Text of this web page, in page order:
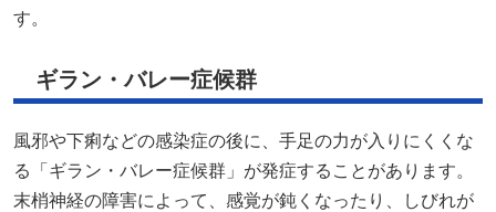
す。
ギラン・バレー症候群
風邪や下痢などの感染症の後に、手足の力が入りにくくな
る「ギラン・バレー症候群」が発症することがあります。
末梢神経の障害によって、感覚が鈍くなったり、しびれが